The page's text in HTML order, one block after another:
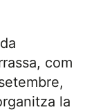
com
la